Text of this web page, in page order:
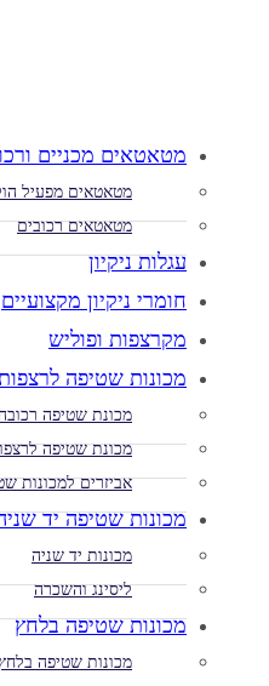
מטאטאים מכניים
מטאטאים מפעיל
מטאטאים רכובים
עגלות ניקיון
חומרי ניקיון מקצועיים
מקרצפות ופוליש
מכונות שטיפה
מכונת שטיפה
מכונת שטיפה
אביזרים למכונות
מכונות שטיפה יד
מכונות יד שניה
ליסינג והשכרה
מכונות שטיפה בלחץ
מכונות שטיפה